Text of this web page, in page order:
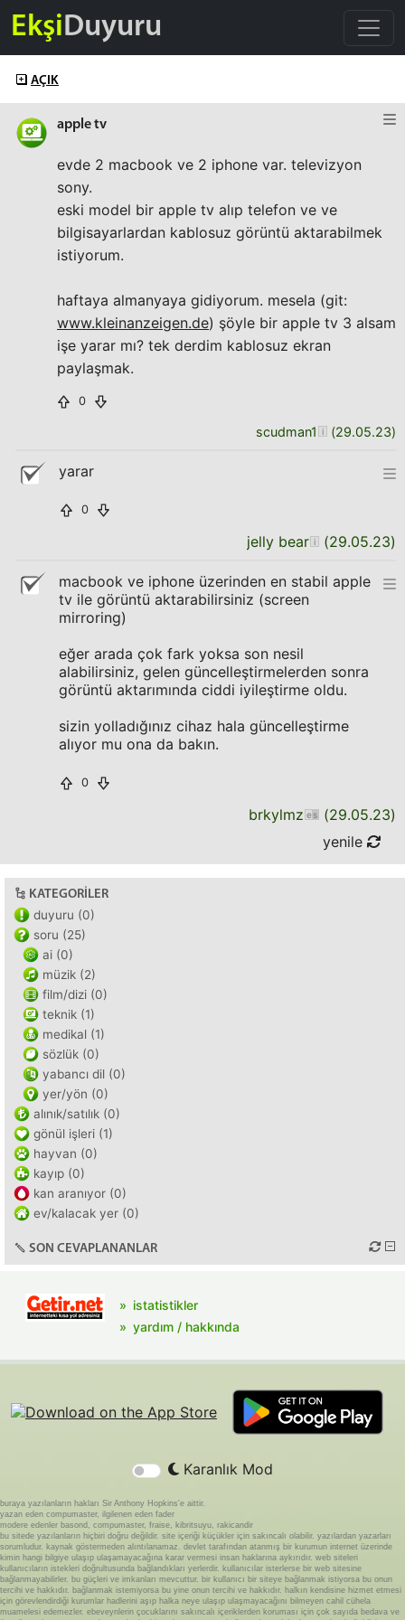
EkşiDuyuru
AÇIK
apple tv
evde 2 macbook ve 2 iphone var. televizyon
sony.
eski model bir apple tv alıp telefon ve ve
bilgisayarlardan kablosuz görüntü aktarabilmek
istiyorum.
haftaya almanyaya gidiyorum. mesela (git:
www.kleinanzeigen.de) şöyle bir apple tv 3 alsam
işe yarar mı? tek derdim kablosuz ekran
paylaşmak.
0
scudman1 (29.05.23)
yarar
0
jelly bear (29.05.23)
macbook ve iphone üzerinden en stabil apple
tv ile görüntü aktarabilirsiniz (screen
mirroring)
eğer arada çok fark yoksa son nesil
alabilirsiniz, gelen güncelleştirmelerden sonra
görüntü aktarımında ciddi iyileştirme oldu.
sizin yolladığınız cihaz hala güncelleştirme
alıyor mu ona da bakın.
0
brkylmz (29.05.23)
yenile
KATEGORILER
duyuru (0)
soru (25)
ai (0)
müzik (2)
film/dizi (0)
teknik (1)
medikal (1)
sözlük (0)
yabancı dil (0)
yer/yön (0)
alınık/satılık (0)
gönül işleri (1)
hayvan (0)
kayıp (0)
kan aranıyor (0)
ev/kalacak yer (0)
SON CEVAPLANANLAR
istatistikler
yardım / hakkında
Karanlık Mod
buraya yazılanların hakları Sir Anthony Hopkins'e aittir.
yazan eden compumaster, ilgilenen eden fader
modere edenler basond, compumaster, fraise, kibritsuyu, rakicandir
bu sitede yazılanların hiçbiri doğru değildir. site içeriği küçükler için sakıncalı olabilir. yazılardan yazarları
sorumludur. kaynak göstermeden alıntılanamaz. devlet tarafından atanmış bir kurumun internet üzerinde
kimin hangi bilgiye ulaşıp ulaşamayacağına karar vermesi insan haklarına aykırıdır. web siteleri
kullanıcıların istekleri doğrultusunda bağlandıkları yerlerdir. kullanıcılar isterlerse bir web sitesine
bağlanmayabilirler. bu güçleri ve imkanları mevcuttur. bir kullanıcı bir siteye bağlanmak istiyorsa bu onun
tercihi ve hakkıdır. bağlanmak istemiyorsa bu yine onun tercihi ve hakkıdır. halkın kendisine hizmet etmesi
için görevlendirdiği kurumlar hadlerini aşıp halka neye ulaşıp ulaşmayacağını bilmeyen cahil cühela
muamelesi edemezler. ebeveynlerin çocuklarını sakıncalı içeriklerden koruması için çok sayıda bedava ve